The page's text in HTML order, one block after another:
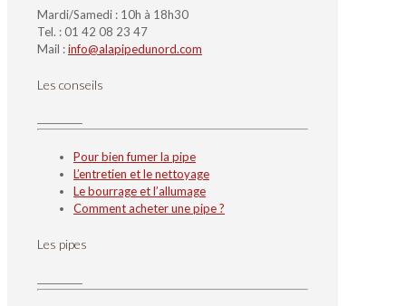
Mardi/Samedi : 10h à 18h30
Tel. : 01 42 08 23 47
Mail :info@alapipedunord.com
Les conseils
Pour bien fumer la pipe
L’entretien et le nettoyage
Le bourrage et l’allumage
Comment acheter une pipe ?
Les pipes